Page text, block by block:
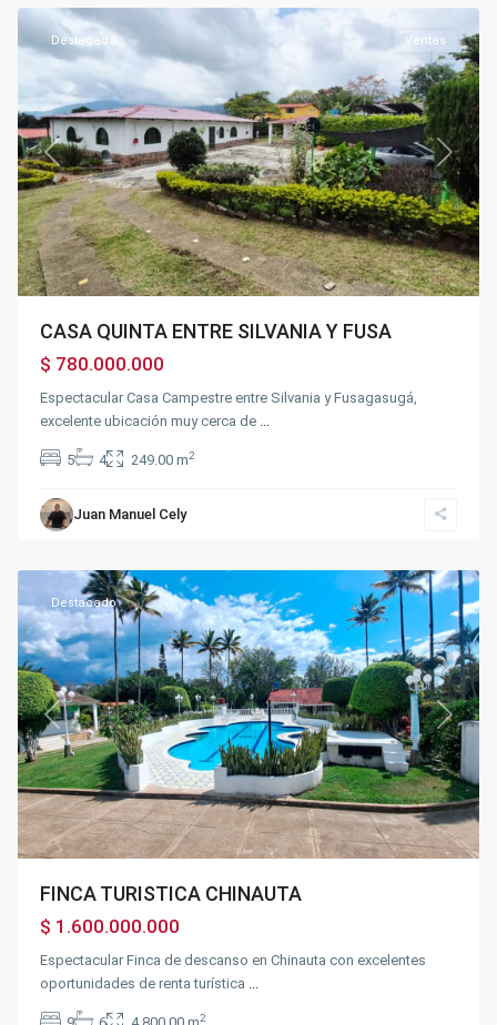
Previous Next
Destacado Ventas
CASA QUINTA ENTRE SILVANIA Y FUSA
$ 780.000.000
Espectacular Casa Campestre entre Silvania y Fusagasugá,
excelente ubicación muy cerca de ...
5 4 249.00 m2
Juan Manuel Cely
Previous Next
Destacado
FINCA TURISTICA CHINAUTA
$ 1.600.000.000
Espectacular Finca de descanso en Chinauta con excelentes
oportunidades de renta turística ...
2
Sector
la